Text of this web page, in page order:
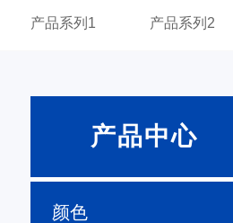
产品系列1 产品系列2
产品中心
颜色